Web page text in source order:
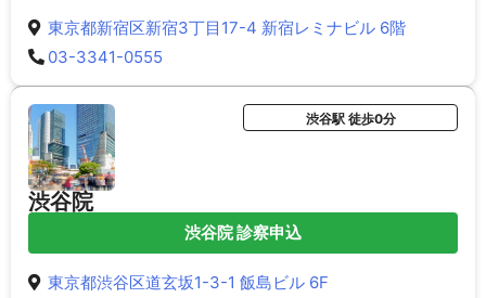
東京都新宿区新宿3丁目17-4 新宿レミナビル 6階
03-3341-0555
渋谷院
渋谷駅 徒歩0分
渋谷院 診察申込
東京都渋谷区道玄坂1-3-1 飯島ビル 6F